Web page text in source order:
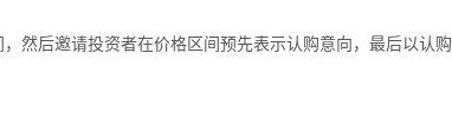
然后邀请投资者在价格区间预先表示认购意向，最后以认